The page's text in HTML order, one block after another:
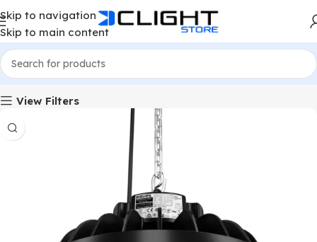
Skip to navigation
Skip to main content
Home Product Model Orbit
View Filters